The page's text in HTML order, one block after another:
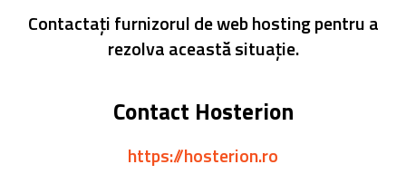
Contactați furnizorul de web hosting pentru a
rezolva această situație.
Contact Hosterion
https://hosterion.ro